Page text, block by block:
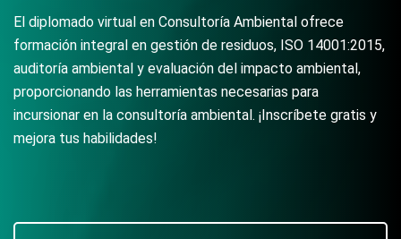
El diplomado virtual en Consultoría Ambiental ofrece
formación integral en gestión de residuos, ISO 14001:2015,
auditoría ambiental y evaluación del impacto ambiental,
proporcionando las herramientas necesarias para
incursionar en la consultoría ambiental. ¡Inscríbete gratis y
mejora tus habilidades!